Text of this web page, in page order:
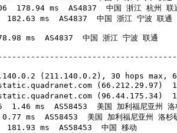
178.94 ms  AS4837  中国 浙江 杭州 联
ms  AS4837  中国 浙江 宁波 联通
ms  AS4837  中国 浙江 宁波 联通
(211.140.0.2), 30 hops max,
(66.212.29.97)
(96.44.175.34)
ms  AS58453  美国 加利福尼亚州 洛
ms  AS58453  美国 加利福尼亚州 洛杉
ms  AS58453  中国 移动